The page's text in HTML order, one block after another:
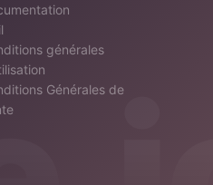
générales
Générales de